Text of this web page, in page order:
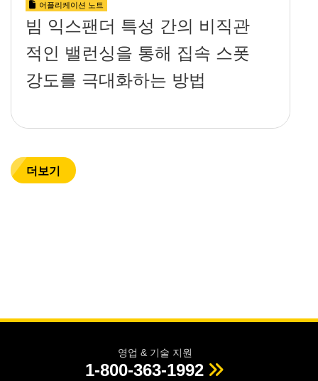
어플리케이션 노트
빔 익스팬더 특성 간의 비직관
적인 밸런싱을 통해 집속 스폿
강도를 극대화하는 방법
더보기
영업 & 기술 지원
1-800-363-1992